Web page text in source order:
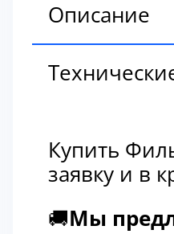
Описание
Купить
заявку и в
🚚Мы